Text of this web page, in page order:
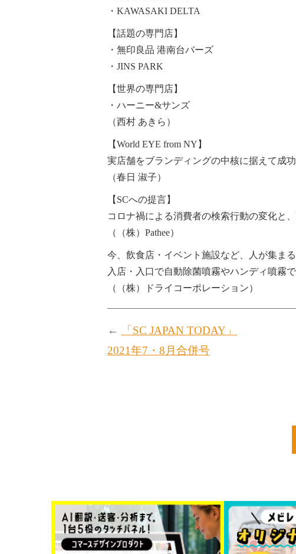
・KAWASAKI DELTA
【話題の専門店】
・無印良品 港南台バーズ
・JINS PARK
【世界の専門店】
・ハーニー&サンズ
（西村 あきら）
【World EYE from NY】
実店舗をブランディングの中核に据えて成
（春日 淑子）
【SCへの提言】
コロナ禍による消費者の検索行動の変化と
（（株）Pathee）
今、飲食店・イベント施設など、人が集まる
入店・入口で自動除菌噴霧やハンディ噴霧
（（株）ドライコーポレーション）
←
「SC JAPAN TODAY」
2021年7・8月合併号